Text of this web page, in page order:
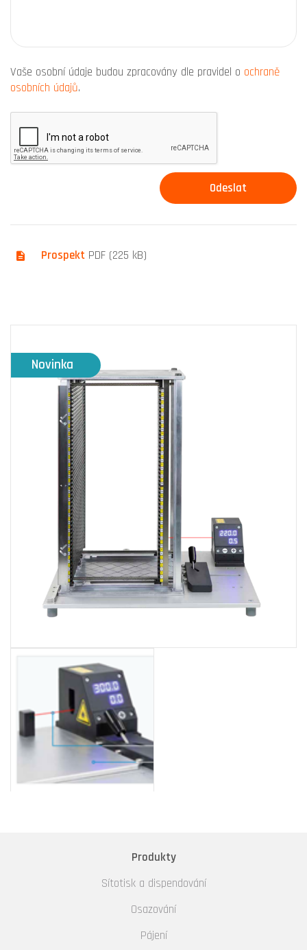
Vaše osobní údaje budou zpracovány dle pravidel o ochraně
osobních údajů.
Prospekt PDF (225 kB)
Novinka
Produkty
Sítotisk a dispendování
Osazování
Pájení